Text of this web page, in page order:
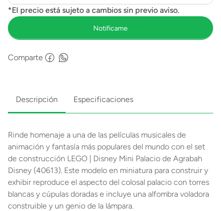
Comparte
Descripción Especificaciones
Rinde homenaje a una de las películas musicales de
animación y fantasía más populares del mundo con el set
de construcción LEGO | Disney Mini Palacio de Agrabah
Disney (40613). Este modelo en miniatura para construir y
exhibir reproduce el aspecto del colosal palacio con torres
blancas y cúpulas doradas e incluye una alfombra voladora
construible y un genio de la lámpara.